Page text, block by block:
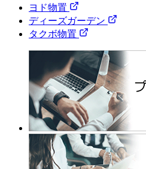
ヨド物置
ディーズガーデン
タクボ物置